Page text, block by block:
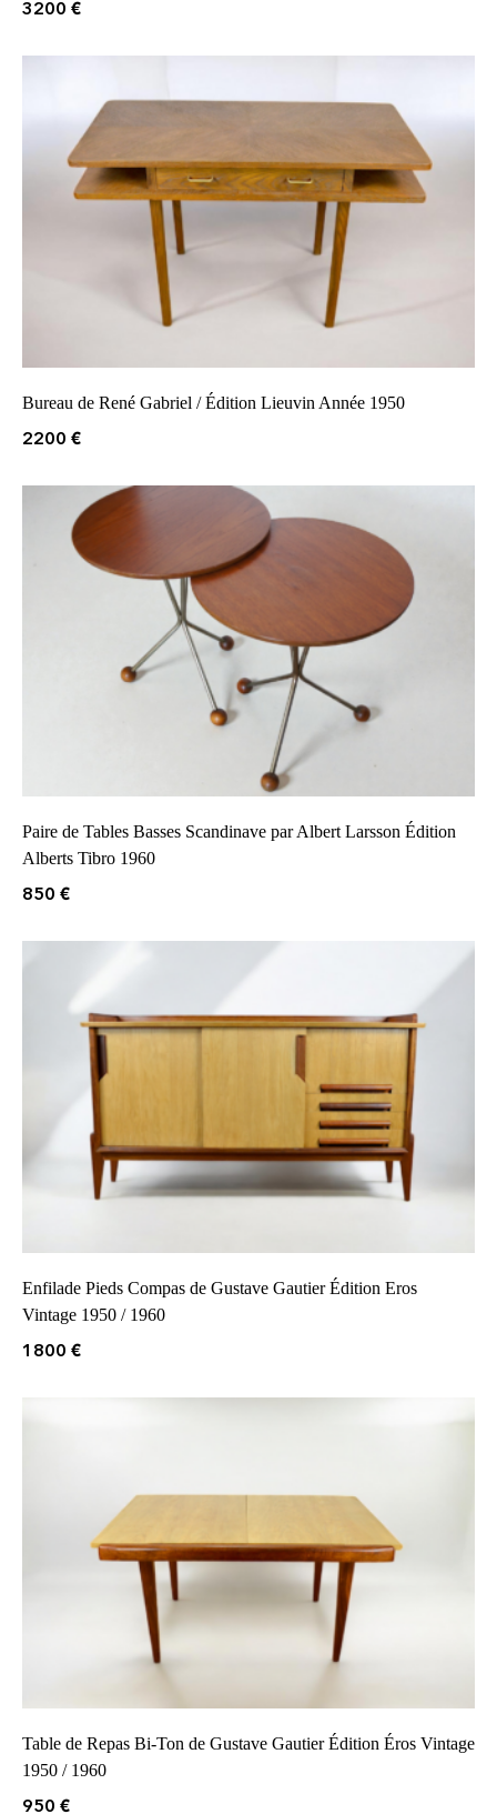
3200 €
Bureau de René Gabriel / Édition Lieuvin Année 1950
2200 €
Paire de Tables Basses Scandinave par Albert Larsson Édition
Alberts Tibro 1960
850 €
Enfilade Pieds Compas de Gustave Gautier Édition Eros
Vintage 1950 / 1960
1800 €
Table de Repas Bi-Ton de Gustave Gautier Édition Éros Vintage
1950 / 1960
950 €